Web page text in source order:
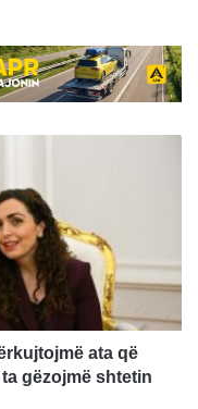
ata që
gëzojmë shtetin